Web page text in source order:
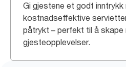
Gi gjestene et godt inntrykk
kostnadseffektive
påtrykt – perfekt til å skape
gjesteopplevelser.